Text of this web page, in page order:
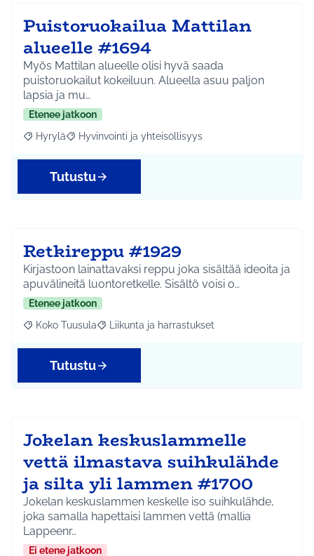
Puistoruokailua Mattilan
alueelle #1694
Myös Mattilan alueelle olisi hyvä saada
puistoruokailut kokeiluun. Alueella asuu paljon
lapsia ja mu…
Etenee jatkoon
Rajaa tulokset aihepiirin mukaan: Hyrylä
Hyrylä Rajaa tulokset teeman mukaan: Hyvinvointi ja
Hyvinvointi ja yhteisöllisyys
Tutustu
Retkireppu #1929
Kirjastoon lainattavaksi reppu joka sisältää ideoita ja
apuvälineitä luontoretkelle. Sisältö voisi o…
Etenee jatkoon
Rajaa tulokset aihepiirin mukaan: Koko Tuusula
Koko Tuusula Rajaa tulokset teeman mukaan: Liikunta ja
Liikunta ja harrastukset
Tutustu
Jokelan keskuslammelle
vettä ilmastava suihkulähde
ja silta yli lammen #1700
Jokelan keskuslammen keskelle iso suihkulähde,
joka samalla hapettaisi lammen vettä (mallia
Lappeenr…
Ei etene jatkoon